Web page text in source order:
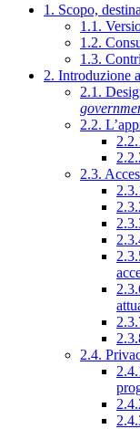
1. Scopo,
1.1.
1.2.
1.3.
2. Introduzione
2.1.
2.2.
2.3.
2.4.